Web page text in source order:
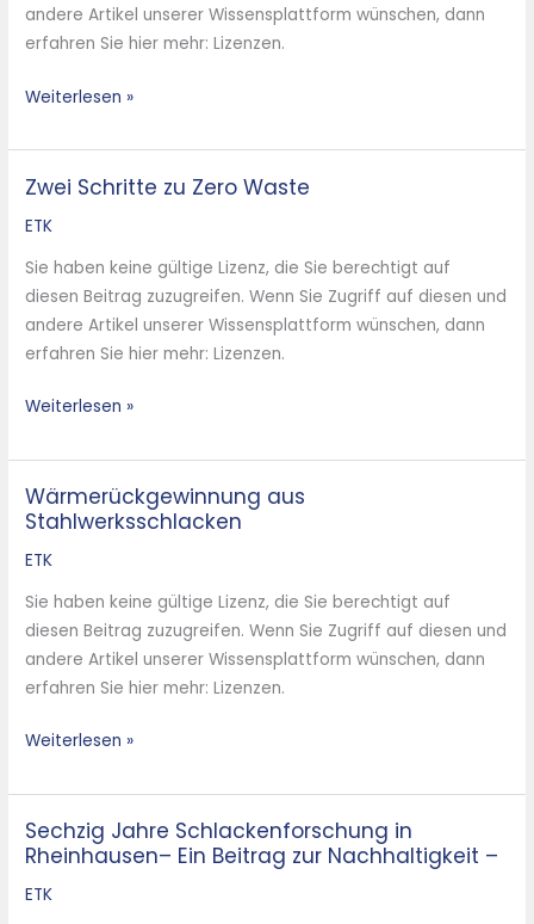
andere Artikel unserer Wissensplattform wünschen, dann
erfahren Sie hier mehr: Lizenzen.
Weiterlesen »
Zwei Schritte zu Zero Waste
ETK
Sie haben keine gültige Lizenz, die Sie berechtigt auf
diesen Beitrag zuzugreifen. Wenn Sie Zugriff auf diesen und
andere Artikel unserer Wissensplattform wünschen, dann
erfahren Sie hier mehr: Lizenzen.
Zwei
Schritte
Zero
Waste
Weiterlesen »
Wärmerückgewinnung aus
Stahlwerksschlacken
ETK
Sie haben keine gültige Lizenz, die Sie berechtigt auf
diesen Beitrag zuzugreifen. Wenn Sie Zugriff auf diesen und
andere Artikel unserer Wissensplattform wünschen, dann
erfahren Sie hier mehr: Lizenzen.
Wärmerückgewinnung
aus
Stahlwerksschlacken
Weiterlesen »
Sechzig Jahre Schlackenforschung in
Rheinhausen– Ein Beitrag zur Nachhaltigkeit –
ETK
Sechzig
Jahre
Schlackenforschung